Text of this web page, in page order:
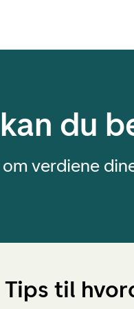
du
om verdiene
Tips til